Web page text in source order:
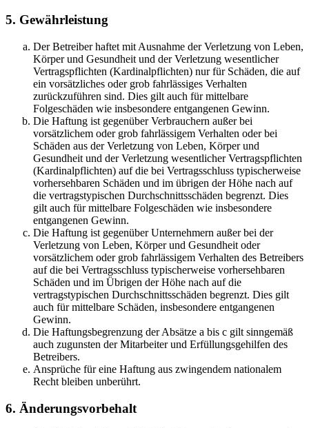
5. Gewährleistung
Der Betreiber haftet mit Ausnahme der Verletzung von Leben,
Körper und Gesundheit und der Verletzung wesentlicher
Vertragspflichten (Kardinalpflichten) nur für Schäden, die auf
ein vorsätzliches oder grob fahrlässiges Verhalten
zurückzuführen sind. Dies gilt auch für mittelbare
Folgeschäden wie insbesondere entgangenen Gewinn.
Die Haftung ist gegenüber Verbrauchern außer bei
vorsätzlichem oder grob fahrlässigem Verhalten oder bei
Schäden aus der Verletzung von Leben, Körper und
Gesundheit und der Verletzung wesentlicher Vertragspflichten
(Kardinalpflichten) auf die bei Vertragsschluss typischerweise
vorhersehbaren Schäden und im übrigen der Höhe nach auf
die vertragstypischen Durchschnittsschäden begrenzt. Dies
gilt auch für mittelbare Folgeschäden wie insbesondere
entgangenen Gewinn.
Die Haftung ist gegenüber Unternehmern außer bei der
Verletzung von Leben, Körper und Gesundheit oder
vorsätzlichem oder grob fahrlässigem Verhalten des Betreibers
auf die bei Vertragsschluss typischerweise vorhersehbaren
Schäden und im Übrigen der Höhe nach auf die
vertragstypischen Durchschnittsschäden begrenzt. Dies gilt
auch für mittelbare Schäden, insbesondere entgangenen
Gewinn.
Die Haftungsbegrenzung der Absätze a bis c gilt sinngemäß
auch zugunsten der Mitarbeiter und Erfüllungsgehilfen des
Betreibers.
Ansprüche für eine Haftung aus zwingendem nationalem
Recht bleiben unberührt.
6. Änderungsvorbehalt